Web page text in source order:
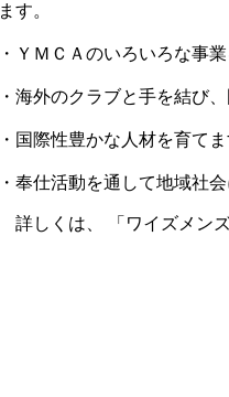
ます。
・ＹＭＣＡのいろいろな事
・海外のクラブと手を結び
・国際性豊かな人材を育て
・奉仕活動を通して地域社
詳しくは、 「ワイズメン